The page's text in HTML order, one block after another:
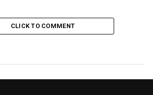
CLICK TO COMMENT